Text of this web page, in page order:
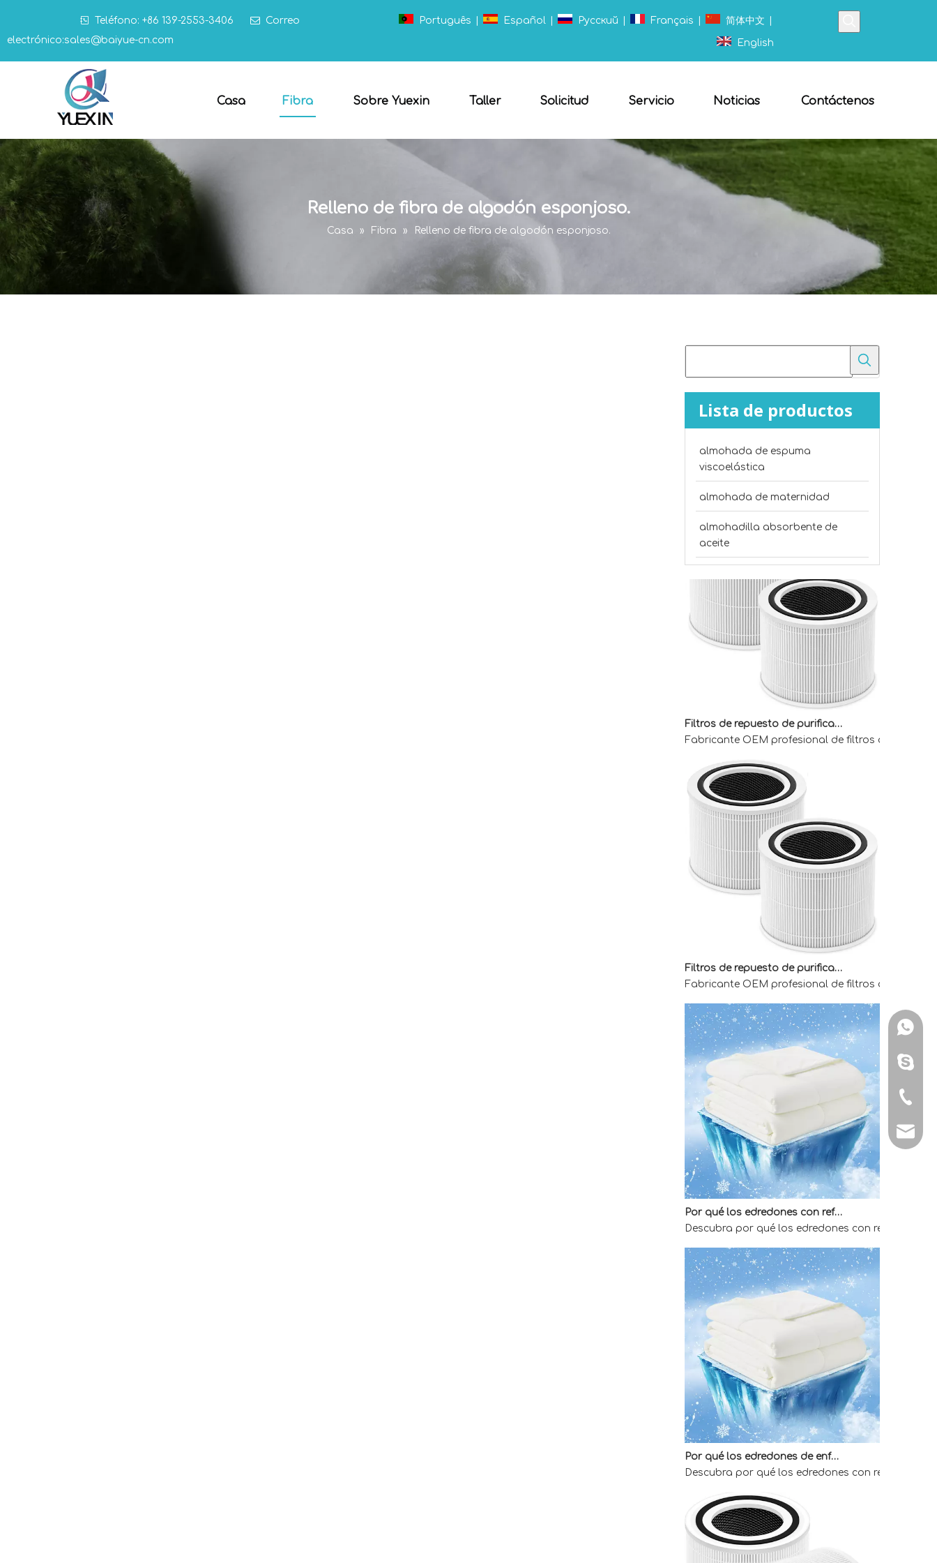
 Teléfono: +86 139-2553-3406  Correo
electrónico:sales@baiyue-cn.com
Português Español Pусский Français 简体中文
English
Casa Fibra Sobre Yuexin Taller Solicitud Servicio Noticias Contáctenos
Relleno de fibra de algodón esponjoso.
Casa » Fibra » Relleno de fibra de algodón esponjoso.
Lista de productos
almohada de espuma
viscoelástica
almohada de maternidad
almohadilla absorbente de
aceite
Compare el fieltro punzonado con el algodón
Fabricante OEM profesional de filtros de
Fabricante OEM profesional de filtros de
Por qué los edredones con refrigeración directa de fábrica son la mejor opción para quienes duermen calientes
Descubra por qué los edredones con
Por qué los edredones de enfriamiento directo de fábrica son la mejor opción para quienes duermen calientes
Descubra por qué los edredones con
Skype:
Tel: +
E-mail: